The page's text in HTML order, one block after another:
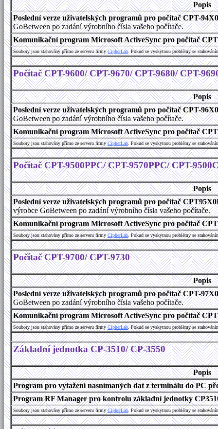
Popis
Poslední verze uživatelských programů pro počítač CPT-94X0
GoBetween po zadání výrobního čísla vašeho počítače.
Komunikační program Microsoft ActiveSync pro počítač
Soubory jsou stahovány přímo ze serveru firmyCipherLab. Pokud se vyskytnou problémy se
Počítač CPT-9600/ CPT-9670/ CPT-9680/ CPT-
Popis
Poslední verze uživatelských programů pro počítač CPT-96X0
GoBetween po zadání výrobního čísla vašeho počítače.
Komunikační program Microsoft ActiveSync pro počítač
Soubory jsou stahovány přímo ze serveru firmyCipherLab. Pokud se vyskytnou problémy se
Počítač CPT-9500PPC/ CPT-9570PPC/ CPT-
Popis
Poslední verze uživatelských programů pro počítač
výrobce GoBetween po zadání výrobního čísla vašeho počítače.
Komunikační program Microsoft ActiveSync pro počítač
Soubory jsou stahovány přímo ze serveru firmyCipherLab. Pokud se vyskytnou problémy se
Počítač CPT-9700/ CPT-9730
Popis
Poslední verze uživatelských programů pro počítač CPT-97X0
GoBetween po zadání výrobního čísla vašeho počítače.
Komunikační program Microsoft ActiveSync pro počítač
Soubory jsou stahovány přímo ze serveru firmyCipherLab. Pokud se vyskytnou problémy se
Základní jednotka CP-3510/ CP-3550
Popis
Program pro vytažení nasnímaných dat z terminálu do PC
Program RF Manager pro kontrolu základní jednotky
Soubory jsou stahovány přímo ze serveru firmyCipherLab. Pokud se vyskytnou problémy se